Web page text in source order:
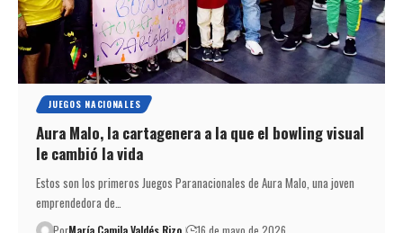
JUEGOS NACIONALES
Aura Malo, la cartagenera a la que el bowling visual
le cambió la vida
Estos son los primeros Juegos Paranacionales de Aura Malo, una joven
emprendedora de…
PorMaría Camila Valdés Rizo 16 de mayo de 2026